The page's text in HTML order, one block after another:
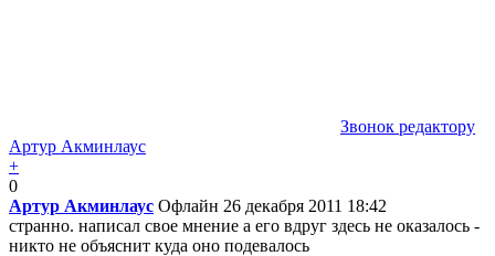
Звонок редактору
Артур Акминлаус
+
0
Артур Акминлаус Офлайн 26 декабря 2011 18:42
странно. написал свое мнение а его вдруг здесь не оказалось -
никто не объяснит куда оно подевалось